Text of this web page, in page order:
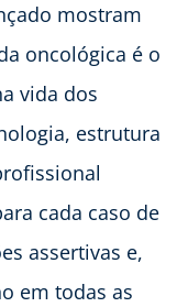
mostram
oncológica é o
vida dos
estrutura
cada caso de
assertivas e,
em todas as